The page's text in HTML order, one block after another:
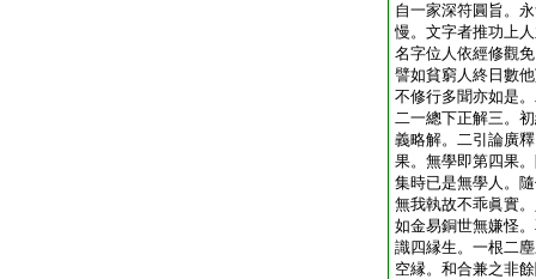
自一家深符圓旨。
慢。文字者推功上
名字位人依經修觀
譬如貧窮人終日數
不修行多聞亦如是
二一總下正解三。
義略解。二引論廣
果。無學即第四果
集時已是無學人。
無我執故不乖眞實
如金易銅世無嫌怪
識四縁生。一根二
空縁。和合兼之非